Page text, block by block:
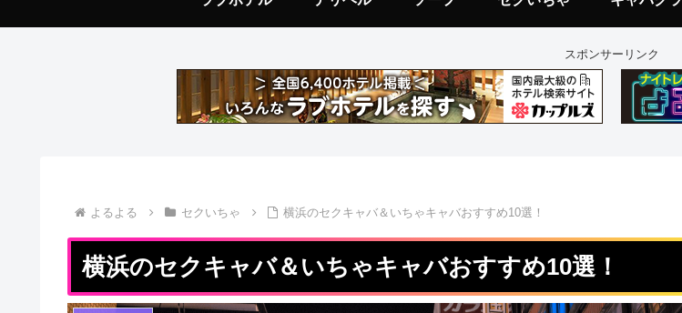
スポンサーリンク
よるよる セクいちゃ 横浜のセクキャバ＆いちゃキャバおすすめ10選！
横浜のセクキャバ＆いちゃキャバおすすめ10選！